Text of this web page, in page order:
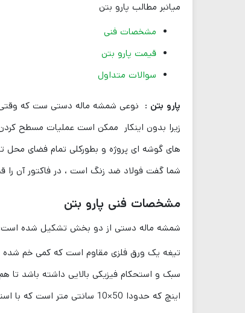
میانبر مطالب پارو بتن
مشخصات فنی
قیمت پارو بتن
سوالات متداول
پارو بتن : نوعی شمشه ماله دستی ست که وقتی
زیرا بدون اینکار ممکن است عملیات مسطح
های گوشه ای پروژه و بطورکلی تمام فضای
شما گفت فولاد ضد زنگ است ، در فاکتور آن را
مشخصات فنی پارو بتن
شمشه ماله دستی از دو بخش تشکیل شده
تیغه یک ورق فلزی مقاوم است که کمی خم شده
اینچ که حدودا 50×10 سانتی متر است که با استفاده از ورق‌های ضد زنگ استیل و یا آلومینیومی با ضخامت ۲.۵ میلی‌متری ساخته می‌شوند.